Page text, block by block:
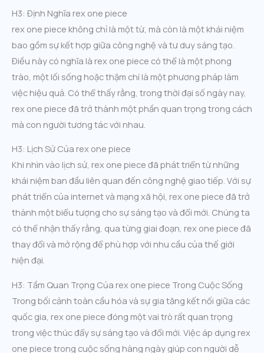
H3: Định Nghĩa rex one piece
rex one piece không chỉ là một từ, mà còn là một khái niệm
bao gồm sự kết hợp giữa công nghệ và tư duy sáng tạo.
Điều này có nghĩa là rex one piece có thể là một phong
trào, một lối sống hoặc thậm chí là một phương pháp làm
việc hiệu quả. Có thể thấy rằng, trong thời đại số ngày nay,
rex one piece đã trở thành một phần quan trọng trong cách
mà con người tương tác với nhau.
H3: Lịch Sử Của rex one piece
Khi nhìn vào lịch sử, rex one piece đã phát triển từ những
khái niệm ban đầu liên quan đến công nghệ giao tiếp. Với sự
phát triển của internet và mạng xã hội, rex one piece đã trở
thành một biểu tượng cho sự sáng tạo và đổi mới. Chúng ta
có thể nhận thấy rằng, qua từng giai đoạn, rex one piece đã
thay đổi và mở rộng để phù hợp với nhu cầu của thế giới
hiện đại.
H3: Tầm Quan Trọng Của rex one piece Trong Cuộc Sống
Trong bối cảnh toàn cầu hóa và sự gia tăng kết nối giữa các
quốc gia, rex one piece đóng một vai trò rất quan trọng
trong việc thúc đẩy sự sáng tạo và đổi mới. Việc áp dụng rex
one piece trong cuộc sống hàng ngày giúp con người dễ